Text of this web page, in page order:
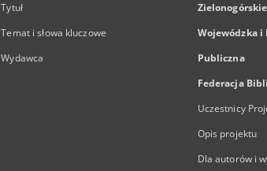
Tytuł
Temat i słowa kluczowe
Wydawca
Wojewódzka
Publiczna
Federacja
Uczestnicy
Opis projektu
Dla autorów i